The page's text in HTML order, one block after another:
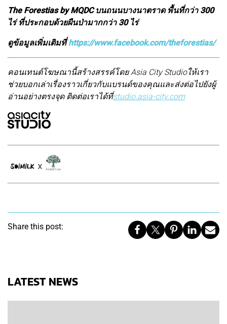
The Forestias by MQDC บนถนนบางนาตราด พื้นที่กว่า 300
ไร่ ที่ประกอบด้วยผืนป่ามากกว่า 30 ไร่
ดูข้อมูลเพิ่มเติมที่https://www.facebook.com/theforestias/
คอนเทนต์โฆษณานี้สร้างสรรค์โดย Asia City Studioให้เรา
ช่วยบอกเล่าเรื่องราวเกี่ยวกับแบรนด์ของคุณและส่งต่อไปยังผู้
อ่านอย่างตรงจุด ติดต่อเราได้ที่studio.asia-city.com
Share this post:
LATEST NEWS